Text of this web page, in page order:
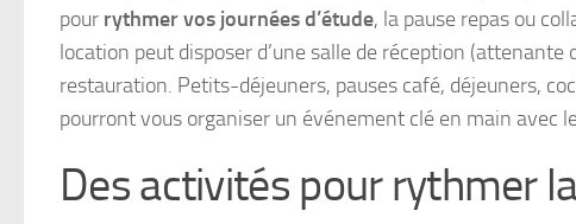
pour rythmer vos journées d’étude, la pause repas ou
location peut disposer d’une salle de réception
restauration. Petits-déjeuners, pauses café, déjeuners,
pourront vous organiser un événement clé en main avec
Des activités pour rythmer